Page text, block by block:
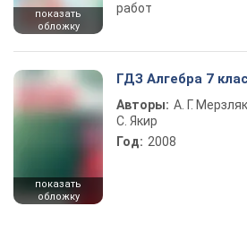
показать
обложку
работ
показать
обложку
ГДЗ Алгебра 7
Авторы: А. Г.
С. Якир
Год: 2008